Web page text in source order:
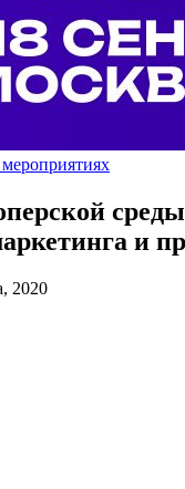
среды
и
2020